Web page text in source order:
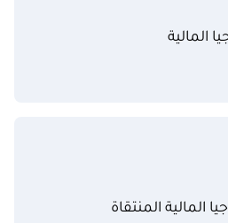
المالية
المالية المنتقاة